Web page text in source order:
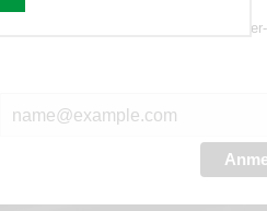
Verpasse nie wieder exklusive